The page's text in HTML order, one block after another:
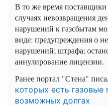
В то же время
случаях невозвращения
нарушений к газсбытам
виде: предупреждения о
нарушений; штрафа;
аннулирование лицензии.
Ранее портал "Стена"
которых есть
возможных долгах